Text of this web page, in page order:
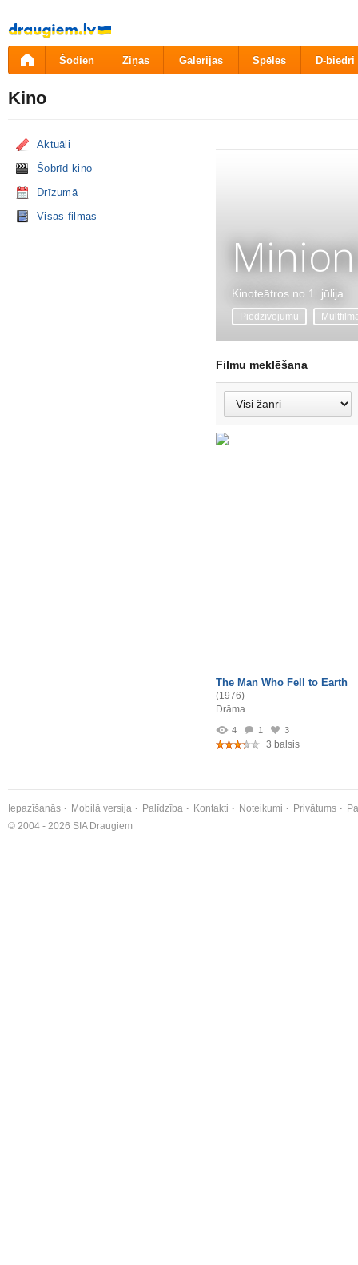
Pāriet
uz
saturu
Šodien Ziņas Galerijas Spēles D-biedri
Kino
Aktuāli
Šobrīd kino
Drīzumā
Visas filmas
Kinoteātros no 1. jūlija
Piedzīvojumu
Filmu meklēšana
The Man Who Fell to Earth
(1976)
Drāma
4 1 3
3 balsis
Iepazīšanās Mobilā versija Palīdzība Kontakti Noteikumi Privātums
© 2004 - 2026 SIA Draugiem